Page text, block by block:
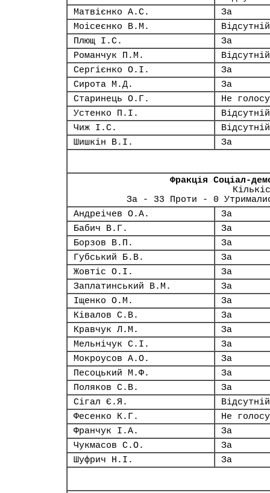
Матвієнко А.С.
За
Моісеєнко В.М.
Відсутній
Плющ І.С.
За
Романчук П.М.
Відсутній
Сергієнко О.І.
За
Сирота М.Д.
За
Старинець О.Г.
Не
Устенко П.І.
Відсутній
Чиж І.С.
Відсутній
Шишкін В.І.
За
Фракція Соціал-
За - 33 Проти - 0
Андреічев О.А.
За
Бабич В.Г.
За
Борзов В.П.
За
Губський Б.В.
За
Жовтіс О.І.
За
Заплатинський В.М.
За
Іщенко О.М.
За
Ківалов С.В.
За
Кравчук Л.М.
За
Мельнічук С.І.
За
Мокроусов А.О.
За
Песоцький М.Ф.
За
Поляков С.В.
За
Сігал Є.Я.
Відсутній
Фесенко К.Г.
Не
Франчук І.А.
За
Чукмасов С.О.
За
Шуфрич Н.І.
За